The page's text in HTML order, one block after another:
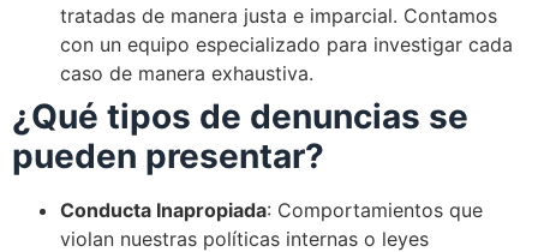
tratadas de manera justa e imparcial. Contamos
con un equipo especializado para investigar cada
caso de manera exhaustiva.
¿Qué tipos de denuncias se
pueden presentar?
Conducta Inapropiada: Comportamientos que
violan nuestras políticas internas o leyes